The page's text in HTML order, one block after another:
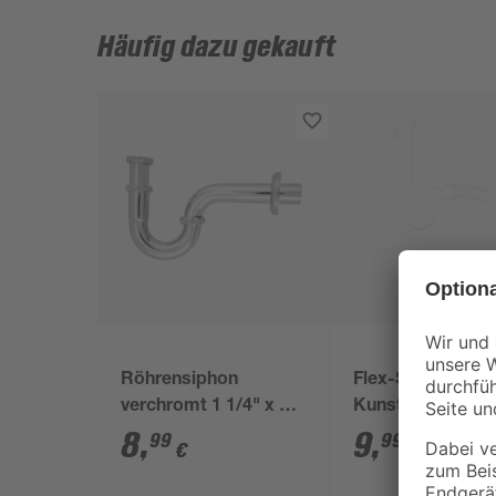
Häufig dazu gekauft
Röhrensiphon
verchromt 1 1/4" x 32
mm
8,99 €
Flex-Siphon
Kunststoff weiß
x 40/50 mm
9,99